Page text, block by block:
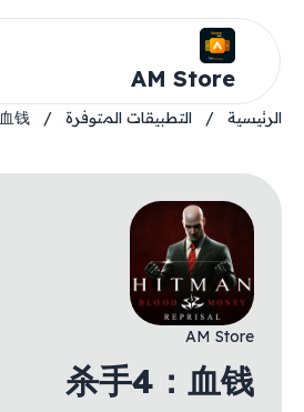
AM Store
الرئيسية / التطبيقات المتوفرة /
钱
AM Store
杀手4：血钱